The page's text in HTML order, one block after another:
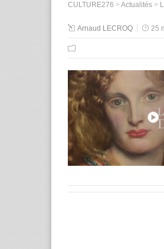
CULTURE276 >Actualités >
Arnaud LECROQ 25